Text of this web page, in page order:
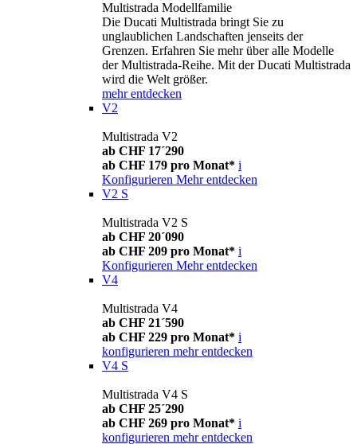
Multistrada Modellfamilie
Die Ducati Multistrada bringt Sie zu
unglaublichen Landschaften jenseits der
Grenzen. Erfahren Sie mehr über alle Modelle
der Multistrada-Reihe. Mit der Ducati Multistrada
wird die Welt größer.
mehr entdecken
V2
Multistrada V2
ab CHF 17´290
ab CHF 179 pro Monat* i
Konfigurieren Mehr entdecken
V2 S
Multistrada V2 S
ab CHF 20´090
ab CHF 209 pro Monat* i
Konfigurieren Mehr entdecken
V4
Multistrada V4
ab CHF 21´590
ab CHF 229 pro Monat* i
konfigurieren mehr entdecken
V4 S
Multistrada V4 S
ab CHF 25´290
ab CHF 269 pro Monat* i
konfigurieren mehr entdecken